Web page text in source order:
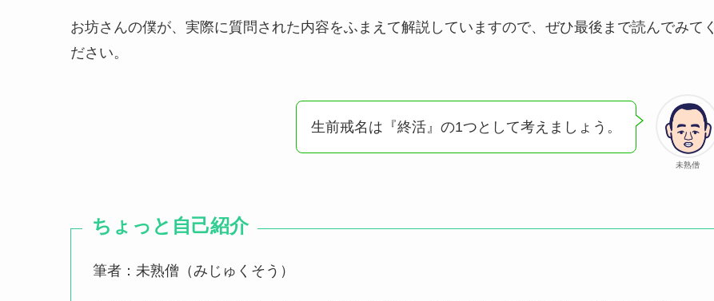
お坊さんの僕が、実際に質問された内容をふまえて解説していますので、ぜひ最後まで読んでみてく
ださい。
未熟僧
生前戒名は『終活』の1つとして考えましょう。
ちょっと自己紹介
筆者：未熟僧（みじゅくそう）